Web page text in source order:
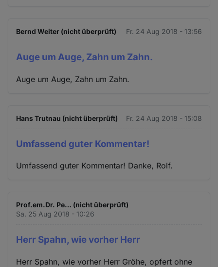
Bernd Weiter (nicht überprüft) Fr. 24 Aug 2018 - 13:56
Auge um Auge, Zahn um Zahn.
Auge um Auge, Zahn um Zahn.
Hans Trutnau (nicht überprüft) Fr. 24 Aug 2018 - 15:08
Umfassend guter Kommentar!
Umfassend guter Kommentar! Danke, Rolf.
Prof.em.Dr. Pe… (nicht überprüft)
Sa. 25 Aug 2018 - 10:26
Herr Spahn, wie vorher Herr
Herr Spahn, wie vorher Herr Gröhe, opfert ohne